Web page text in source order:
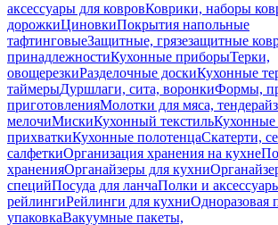
аксессуары для ковровКоврики, наборы
дорожкиЦиновкиПокрытия напольные
тафтинговыеЗащитные, грязезащитные
принадлежностиКухонные приборыТерки,
овощерезкиРазделочные доскиКухонные
таймерыДуршлаги, сита, воронкиФормы,
приготовленияМолотки для мяса,
мелочиМискиКухонный текстильКухонные
прихваткиКухонные полотенцаСкатерти,
салфеткиОрганизация хранения на кухне
храненияОрганайзеры для кухни
специйПосуда для ланчаПолки и
рейлингиРейлинги для кухниОдноразовая
упаковкаВакуумные пакеты,